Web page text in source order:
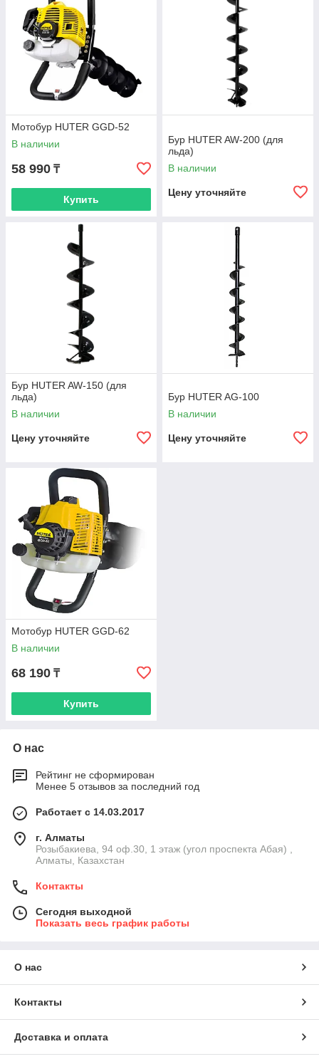
Мотобур HUTER GGD-52
В наличии
58 990 ₸
Купить
Бур HUTER AW-200 (для
льда)
В наличии
Цену уточняйте
Бур HUTER AW-150 (для
льда)
В наличии
Цену уточняйте
Бур HUTER AG-100
В наличии
Цену уточняйте
Мотобур HUTER GGD-62
В наличии
68 190 ₸
Купить
О нас
Рейтинг не сформирован
Менее 5 отзывов за последний год
Работает с 14.03.2017
г. Алматы
Розыбакиева, 94 оф.30, 1 этаж (угол проспекта Абая) ,
Алматы, Казахстан
Контакты
Сегодня выходной
Показать весь график работы
О нас
Контакты
Доставка и оплата